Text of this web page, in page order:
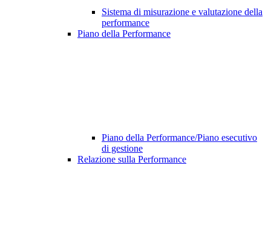
Sistema di misurazione e valutazione della
performance
Piano della Performance
Piano della Performance/Piano esecutivo
di gestione
Relazione sulla Performance